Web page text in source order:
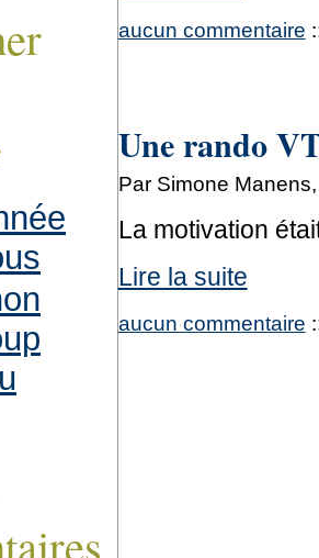
aucun commentaire
Une rando
Par Simone
La motivation
Lire la suite
aucun commentaire